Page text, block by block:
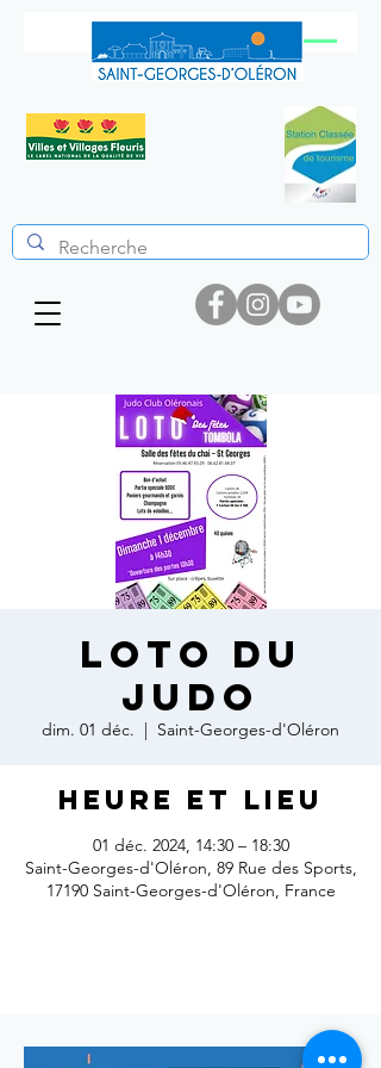
LOTO DU
JUDO
dim. 01 déc.
  |
Saint-Georges-d'Oléron
Heure et lieu
01 déc. 2024, 14:30 – 18:30
Saint-Georges-d'Oléron, 89 Rue des Sports,
17190 Saint-Georges-d'Oléron, France